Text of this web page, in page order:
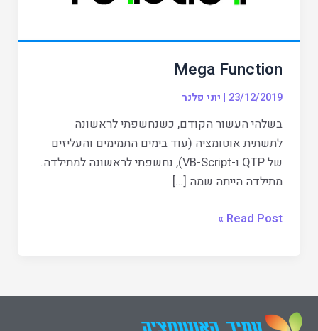
Mega Function
23/12/2019
| יוני פלנר
בשלהי העשור הקודם, כשנחשפתי לראשונה
לתשתית אוטומציה (עוד בימים התמימים והעליזים
של QTP ו-VB-Script), נחשפתי לראשונה למתילדה.
מתילדה הייתה שמה […]
Read Post »